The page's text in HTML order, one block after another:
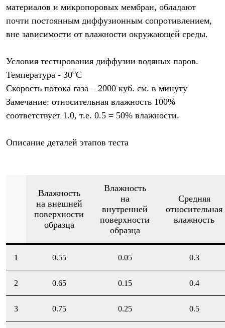
Брюки
Лёгкая одежда
Рубашки
Футболки
Термобелье
Теплое термобелье
Среднее термобелье
Легкое термобелье
Флисовая одежда
Брюки
Утепленная пухом
Комбинезоны
Лёгкая одежда
Брюки
Куртки
Флисовая одежда
Куртки
Комбинезоны
Термобелье
материалов и микропоровых мембран, обладают
почти постоянным диффузионным сопротивлением,
вне зависимости от влажности окружающей среды.
Условия тестирования диффузии водяных паров.
Температура - 30oС
Скорость потока газа – 2000 куб. см. в минуту
Замечание: относительная влажность 100%
соответствует 1.0, т.е. 0.5 = 50% влажности.
Описание деталей этапов теста
Влажность
на внешней
поверхности
образца
Влажность
на
внутренней
поверхности
образца
Средняя
относительная
влажность
1 0.55 0.05 0.3
2 0.65 0.15 0.4
3 0.75 0.25 0.5